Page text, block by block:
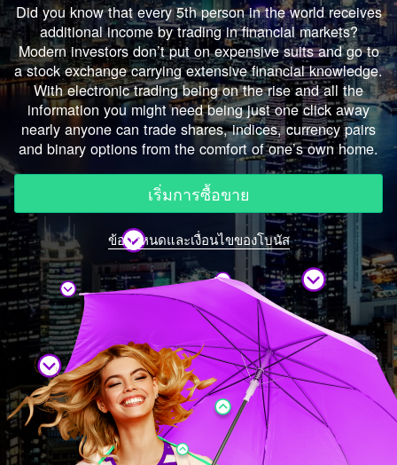
Did you know that every 5th person in the world receives
additional income by trading in financial markets?
Modern investors don’t put on expensive suits and go to
a stock exchange carrying extensive financial knowledge.
With electronic trading being on the rise and all the
information you might need being just one click away
nearly anyone can trade shares, indices, currency pairs
and binary options from the comfort of one’s own home.
เริ่มการซื้อขาย
ข้อกำหนดและเงื่อนไขของโบนัส